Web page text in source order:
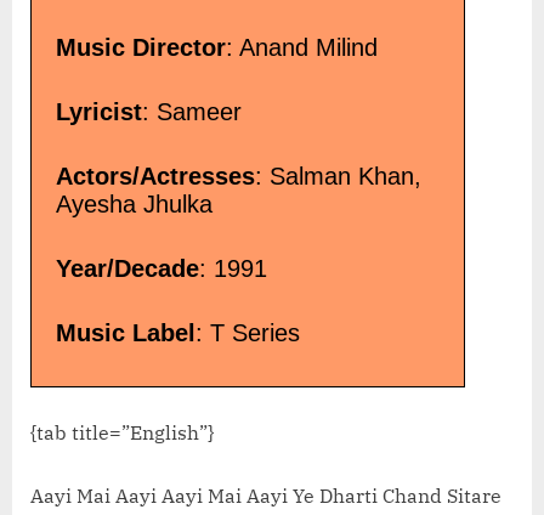
Music Director: Anand Milind
Lyricist: Sameer
Actors/Actresses: Salman Khan,
Ayesha Jhulka
Year/Decade: 1991
Music Label : T Series
{tab title=”English”}
Aayi Mai Aayi Aayi Mai Aayi Ye Dharti Chand Sitare